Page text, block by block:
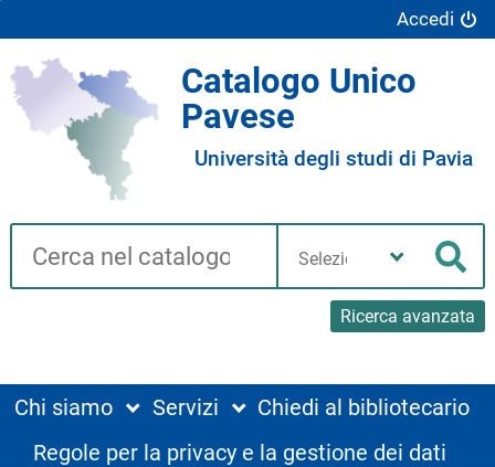
Accedi
Catalogo Unico
Pavese
Università degli studi di Pavia
Cerca su "Catalogo"
Ricerca avanzata
biblioteca
Chi siamo Servizi
Chiedi al bibliotecario
Regole per la privacy e la gestione dei dati